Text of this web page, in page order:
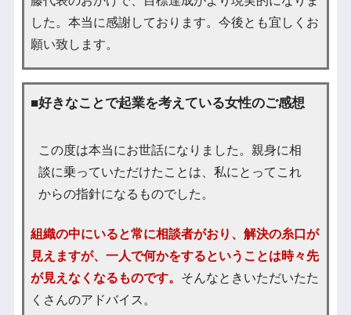
した。本当に感謝しております。今後とも宜しくお
願い致します。
■好きなことで起業を考えている女性のご感想
この度は本当にお世話になりました。親身に相
談に乗っていただけたことは、私にとってこれ
からの指針になるものでした。
組織の中にいると常に相談者がおり、解決の糸口が
見えますが、一人で何かをするということは時々先
が見えなくなるものです。 そんなときいただいたた
くさんのアドバイス。